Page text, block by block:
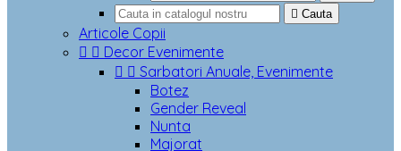
 Cauta
Articole Copii
  Decor Evenimente
  Sarbatori Anuale, Evenimente
Botez
Gender Reveal
Nunta
Majorat